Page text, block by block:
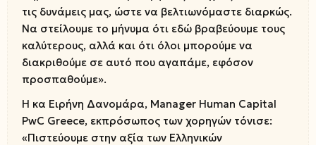
τις δυνάμεις μας, ώστε να βελτιωνόμαστε διαρκώς.
Να στείλουμε το μήνυμα ότι εδώ βραβεύουμε τους
καλύτερους, αλλά και ότι όλοι μπορούμε να
διακριθούμε σε αυτό που αγαπάμε, εφόσον
προσπαθούμε».
Η κα Ειρήνη Δανομάρα, Manager Human Capital
PwC Greece, εκπρόσωπος των χορηγών τόνισε:
«Πιστεύουμε στην αξία των Ελληνικών